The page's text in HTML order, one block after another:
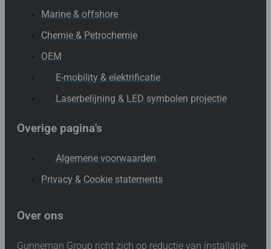
Marine & offshore
Chemie & Petrochemie
OEM
E-mobility & elektrificatie
Laserbelijning & LED symbolen projectie
Overige pagina's
Algemene voorwaarden
Privacy & Cookie statements
Over ons
Gunneman Group richt zich op reductie van installatie-